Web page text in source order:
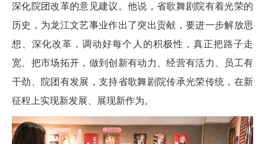
深化院团改革的意见建议。他说，省歌舞剧院有着光荣的
历史，为龙江文艺事业作出了突出贡献，要进一步解放思
想、深化改革，调动好每个人的积极性，真正把路子走
宽、把市场拓开，做到创新有动力、经营有活力、员工有
干劲、院团有发展，支持省歌舞剧院传承光荣传统，在新
征程上实现新发展、展现新作为。